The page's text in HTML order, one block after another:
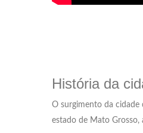
História da
O surgimento da cidade
estado de Mato Grosso,